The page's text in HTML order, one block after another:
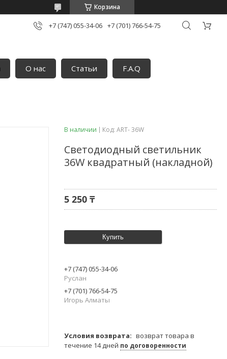
Корзина
+7 (747) 055-34-06 +7 (701) 766-54-75
О нас Статьи F.A.Q
В наличии Код: ART- 36W
Светодиодный светильник
36W квадратный (накладной)
5 250 ₸
Купить
+7 (747) 055-34-06
Руслан
+7 (701) 766-54-75
Игорь Алматы
возврат товара в
течение 14 дней по договоренности